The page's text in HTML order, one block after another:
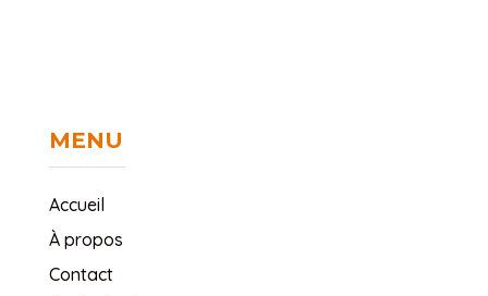
MENU
Accueil
À propos
Contact